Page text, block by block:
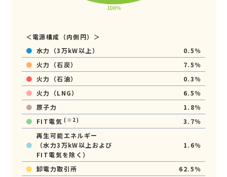
＜電源構成（内側円）＞
● 水力（3万kW以上）
0.5％
● 火力（石炭）
7.5％
● 火力（石油）
0.3％
● 火力（LNG）
6.5％
● 原子力
1.8％
● FIT電気 (※2) 3.7％
●
再生可能エネルギー
（水力3万kW以上および
FIT電気を除く）
1.6％
● 卸電力取引所
62.5％